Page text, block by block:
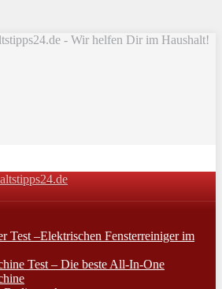
- Wir helfen Dir im Haushalt!
Test –Elektrischen Fensterreiniger im
Test – Die beste All-In-One